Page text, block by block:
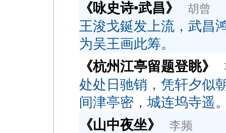
《咏史诗•武昌》
胡曾
王浚戈鋋发上流，武昌
为吴王画此筹。
《杭州江亭留题登眺》
处处日驰销，凭轩夕似
间津亭密，城连坞寺遥
《山中夜坐》
李频